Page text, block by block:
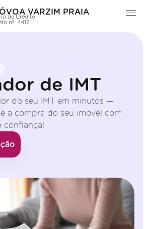
VARZIM PRAIA
de Crédito
nº. 4412
de IMT
do seu IMT em minutos —
a compra do seu imóvel com
confiança!